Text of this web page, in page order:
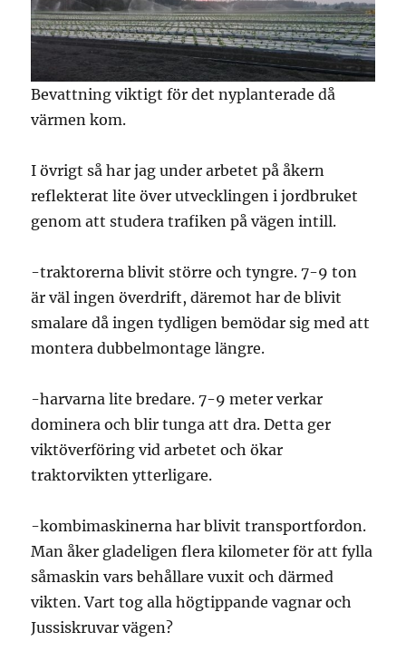
Bevattning viktigt för det nyplanterade då
värmen kom.
I övrigt så har jag under arbetet på åkern
reflekterat lite över utvecklingen i jordbruket
genom att studera trafiken på vägen intill.
-traktorerna blivit större och tyngre. 7-9 ton
är väl ingen överdrift, däremot har de blivit
smalare då ingen tydligen bemödar sig med att
montera dubbelmontage längre.
-harvarna lite bredare. 7-9 meter verkar
dominera och blir tunga att dra. Detta ger
viktöverföring vid arbetet och ökar
traktorvikten ytterligare.
-kombimaskinerna har blivit transportfordon.
Man åker gladeligen flera kilometer för att fylla
såmaskin vars behållare vuxit och därmed
vikten. Vart tog alla högtippande vagnar och
Jussiskruvar vägen?